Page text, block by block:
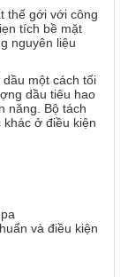
thế gới với công
tích bề mặt
nguyên liệu
một cách tối
dầu tiêu hao
năng. Bộ tách
ở điều kiện
và điều kiện